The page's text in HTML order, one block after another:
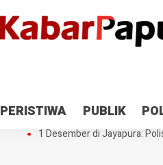
PERISTIWA PUBLIK
Antisipasi 1 Desember, TNI
Gedung Perpustakaan
1 Desember di Jayapura: